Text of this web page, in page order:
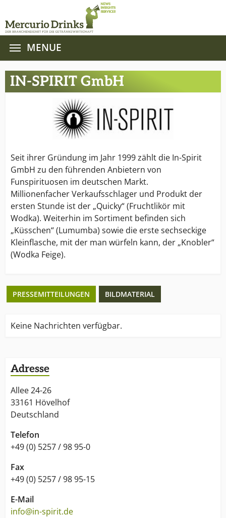
MENUE
IN-SPIRIT GmbH
Seit ihrer Gründung im Jahr 1999 zählt die In-Spirit
GmbH zu den führenden Anbietern von
Funspirituosen im deutschen Markt.
Millionenfacher Verkaufsschlager und Produkt der
ersten Stunde ist der „Quicky“ (Fruchtlikör mit
Wodka). Weiterhin im Sortiment befinden sich
„Küsschen“ (Lumumba) sowie die erste sechseckige
Kleinflasche, mit der man würfeln kann, der „Knobler“
(Wodka Feige).
PRESSEMITTEILUNGEN BILDMATERIAL
Keine Nachrichten verfügbar.
Adresse
Allee 24-26
33161 Hövelhof
Deutschland
Telefon
+49 (0) 5257 / 98 95-0
Fax
+49 (0) 5257 / 98 95-15
E-Mail
info@in-spirit.de